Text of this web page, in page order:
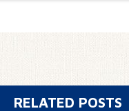
RELATED POSTS